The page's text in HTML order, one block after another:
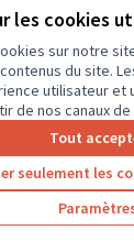
les cookies
sur notre
du site.
utilisateur et
de nos canaux de
Tout
seulement les
locales
quartier et
QUARTIER LA